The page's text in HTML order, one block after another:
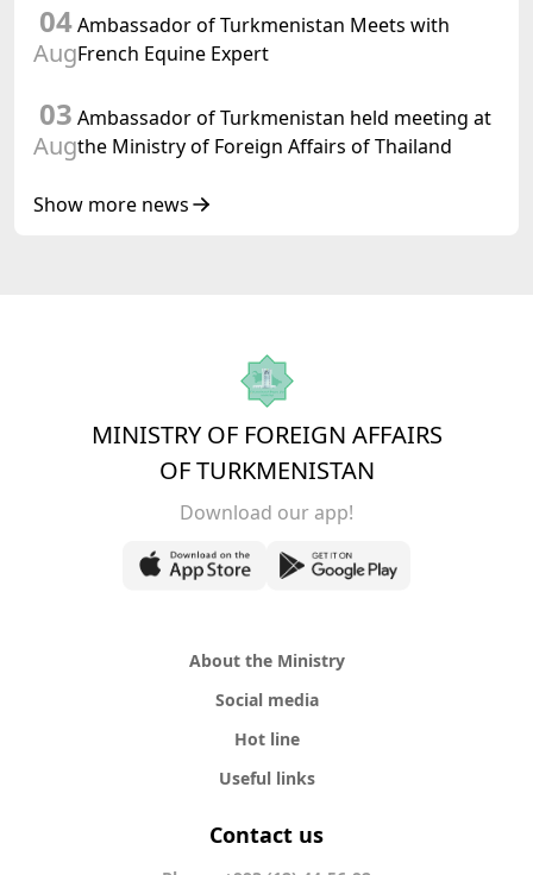
04
Aug
Ambassador of Turkmenistan Meets with
French Equine Expert
03
Aug
Ambassador of Turkmenistan held meeting at
the Ministry of Foreign Affairs of Thailand
Show more news
MINISTRY OF FOREIGN AFFAIRS
OF TURKMENISTAN
Download our app!
About the Ministry
Social media
Hot line
Useful links
Contact us